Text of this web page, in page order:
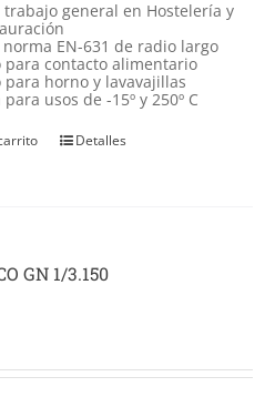
trabajo general en Hostelería y
norma EN-631 de radio largo
para contacto alimentario
para horno y lavavajillas
usos de -15º y 250º C
Detalles
GN 1/3.150